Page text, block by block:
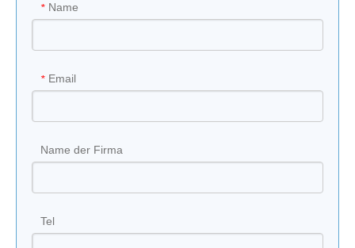
* Name
* Email
Name der Firma
Tel